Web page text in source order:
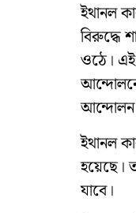
ইথানল
বিরুদ্ধে
ওঠে। এই
আন্দোলন
ইথানল
হয়েছে।
যাবে।